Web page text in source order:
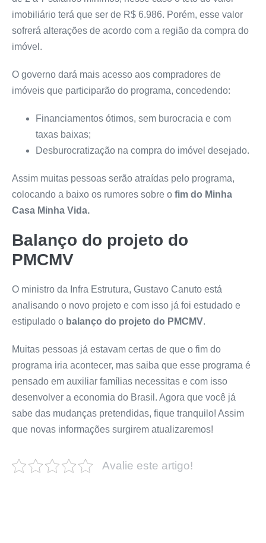
imobiliário terá que ser de R$ 6.986. Porém, esse valor
sofrerá alterações de acordo com a região da compra do
imóvel.
O governo dará mais acesso aos compradores de
imóveis que participarão do programa, concedendo:
Financiamentos ótimos, sem burocracia e com
taxas baixas;
Desburocratização na compra do imóvel desejado.
Assim muitas pessoas serão atraídas pelo programa,
colocando a baixo os rumores sobre o fim do Minha
Casa Minha Vida.
Balanço do projeto do
PMCMV
O ministro da Infra Estrutura, Gustavo Canuto está
analisando o novo projeto e com isso já foi estudado e
estipulado o balanço do projeto do PMCMV.
Muitas pessoas já estavam certas de que o fim do
programa iria acontecer, mas saiba que esse programa é
pensado em auxiliar famílias necessitas e com isso
desenvolver a economia do Brasil. Agora que você já
sabe das mudanças pretendidas, fique tranquilo! Assim
que novas informações surgirem atualizaremos!
Avalie este artigo!